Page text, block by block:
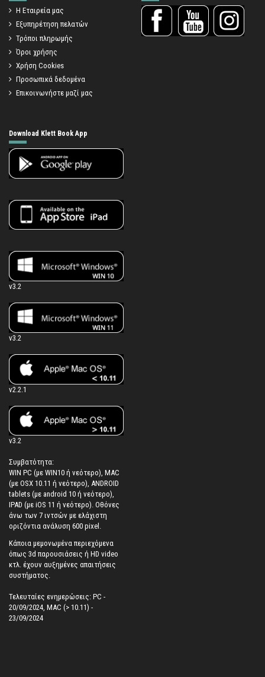
Η Εταιρεία μας
Εξυπηρέτηση πελατών
Τρόποι πληρωμής
Όροι χρήσης
Χρήση Cookies
Προσωπικά δεδομένα
Επικοινωνήστε μαζί μας
Download Klett Book App
v3.2
v3.2
v2.2.1
v3.2
Συμβατότητα:
WIN PC (με WIN10 ή νεότερο), MAC
(με OSX 10.11 ή νεότερο), ANDROID
tablets (με android 10 ή νεότερο),
IPAD (με iOS 11 ή νεότερο). Oθόνες
άνω των 7 ιντσών με ελάχιστη
οριζόντια ανάλυση 600 pixel.
Κάποια μεμονωμένα περιεχόμενα
όπως 3d παρουσιάσεις ή HD video
κτλ. έχουν αυξημένες απαιτήσεις
συστήματος.
Τελευταίες ενημερώσεις: PC -
20/09/2024, MAC (> 10.11) -
23/09/2024